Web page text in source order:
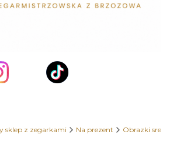
sklep z zegarkami Na prezent Obrazki